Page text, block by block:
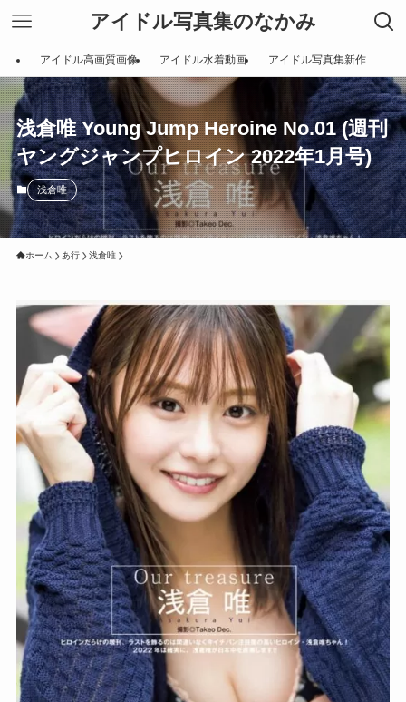
アイドル写真集のなかみ
アイドル高画質画像 アイドル水着動画 アイドル写真集新作
浅倉唯 Young Jump Heroine No.01 (週刊
ヤングジャンプヒロイン 2022年1月号)
浅倉唯
ホーム あ行 浅倉唯